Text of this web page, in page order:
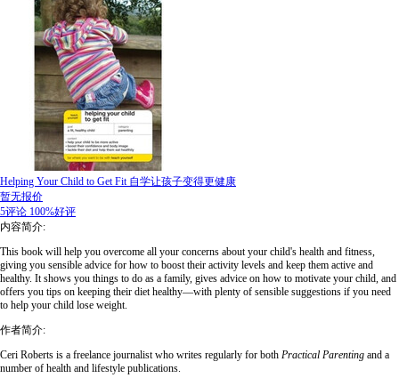
Helping Your Child to Get Fit 自学让孩子变得更健康
暂无报价
5评论 100%好评
内容简介:
This book will help you overcome all your concerns about your child's health and fitness,
giving you sensible advice for how to boost their activity levels and keep them active and
healthy. It shows you things to do as a family, gives advice on how to motivate your child, and
offers you tips on keeping their diet healthy—with plenty of sensible suggestions if you need
to help your child lose weight.
作者简介:
Ceri Roberts is a freelance journalist who writes regularly for both Practical Parenting and a
number of health and lifestyle publications.